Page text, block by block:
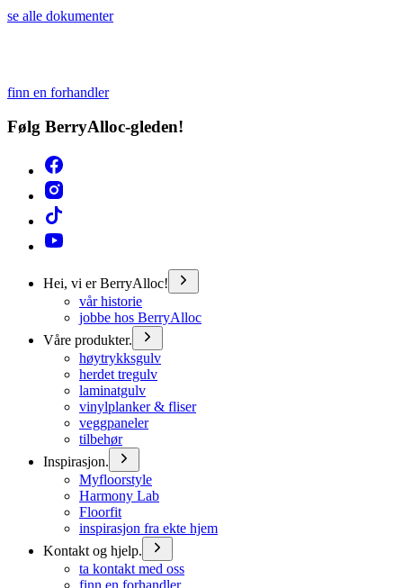
se alle dokumenter
finn en forhandler
Følg BerryAlloc-gleden!
Hei, vi er BerryAlloc!
vår historie
jobbe hos BerryAlloc
Våre produkter.
høytrykksgulv
herdet tregulv
laminatgulv
vinylplanker & fliser
veggpaneler
tilbehør
Inspirasjon.
Myfloorstyle
Harmony Lab
Floorfit
inspirasjon fra ekte hjem
Kontakt og hjelp.
ta kontakt med oss
finn en forhandler